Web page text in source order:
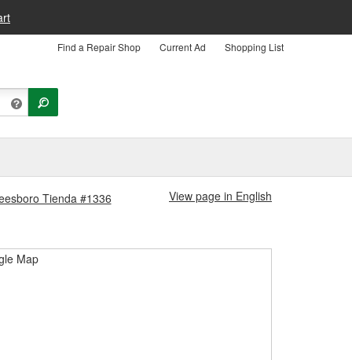
Find a Repair Shop Current Ad Shopping List
Tienda #1336
View page in English